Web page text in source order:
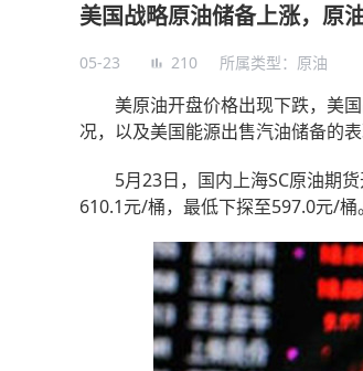
美国战略原油储备上涨，原
05-23 210 所属类型： 原油
美原油开盘价格出现下跌，美国
况，以及美国能源出售汽油储备的
5月23日，国内上海SC原油期货
610.1元/桶，最低下探至597.0元/桶。